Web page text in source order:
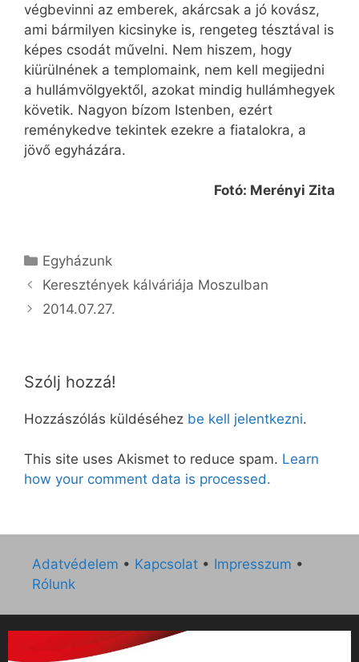
végbevinni az emberek, akárcsak a jó kovász,
ami bármilyen kicsinyke is, rengeteg tésztával is
képes csodát művelni. Nem hiszem, hogy
kiürülnének a templomaink, nem kell megijedni
a hullámvölgyektől, azokat mindig hullámhegyek
követik. Nagyon bízom Istenben, ezért
reménykedve tekintek ezekre a fiatalokra, a
jövő egyházára.
Fotó: Merényi Zita
Kategória
Egyházunk
Keresztények kálváriája Moszulban
2014.07.27.
Szólj hozzá!
Hozzászólás küldéséhez be kell jelentkezni.
This site uses Akismet to reduce spam. Learn
how your comment data is processed.
Adatvédelem • Kapcsolat • Impresszum •
Rólunk